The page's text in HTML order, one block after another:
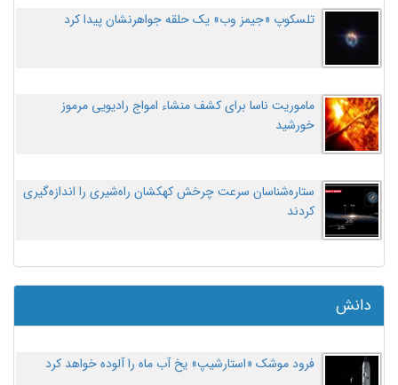
تلسکوپ «جیمز وب» یک حلقه جواهرنشان پیدا کرد
ماموریت ناسا برای کشف منشاء امواج رادیویی مرموز
خورشید
ستاره‌شناسان سرعت چرخش کهکشان راه‌شیری را اندازه‌گیری
کردند
دانش
فرود موشک «استارشیپ» یخ آب ماه را آلوده خواهد کرد